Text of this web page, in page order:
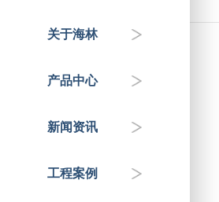
关于海林
产品中心
新闻资讯
工程案例